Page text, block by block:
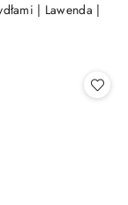
| Lawenda |